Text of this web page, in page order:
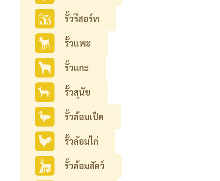
รั้วรีสอร์ท
รั้วแพะ
รั้วแกะ
รั้วสุนัข
รั้วล้อมเป็ด
รั้วล้อมไก่
รั้วล้อมสัตว์